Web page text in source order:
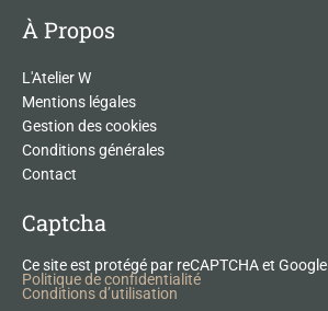
À Propos
L'Atelier W
Mentions légales
Gestion des cookies
Conditions générales
Contact
Captcha
Ce site est protégé par reCAPTCHA et Google
Politique de confidentialité
Conditions d’utilisation